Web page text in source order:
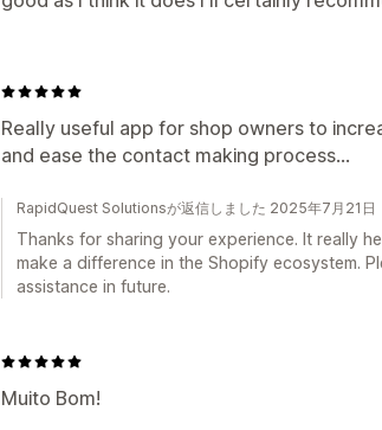
Really useful app for shop owners to
and ease the contact making process...
RapidQuest Solutionsが返信しました 2025年7月21日
Thanks for sharing your experience. It really
make a difference in the Shopify ecosystem.
assistance in future.
Muito Bom!